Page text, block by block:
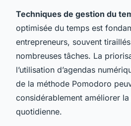
Techniques de gestion du
optimisée du temps est
entrepreneurs, souvent
nombreuses tâches. La
l’utilisation d’agendas
de la méthode Pomodoro
considérablement améliorer
quotidienne.